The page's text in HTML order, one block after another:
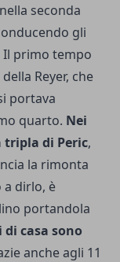
seconda
gli
primo tempo
Reyer, che
portava
quarto. Nei
tripla di Peric,
la rimonta
a dirlo, è
portandola
casa sono
anche agli 11